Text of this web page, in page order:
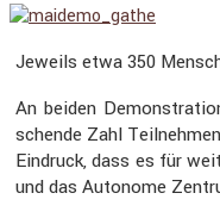
Jeweils etwa 350
An beiden
schende Zahl
Eindruck, dass es für
und das Autonome